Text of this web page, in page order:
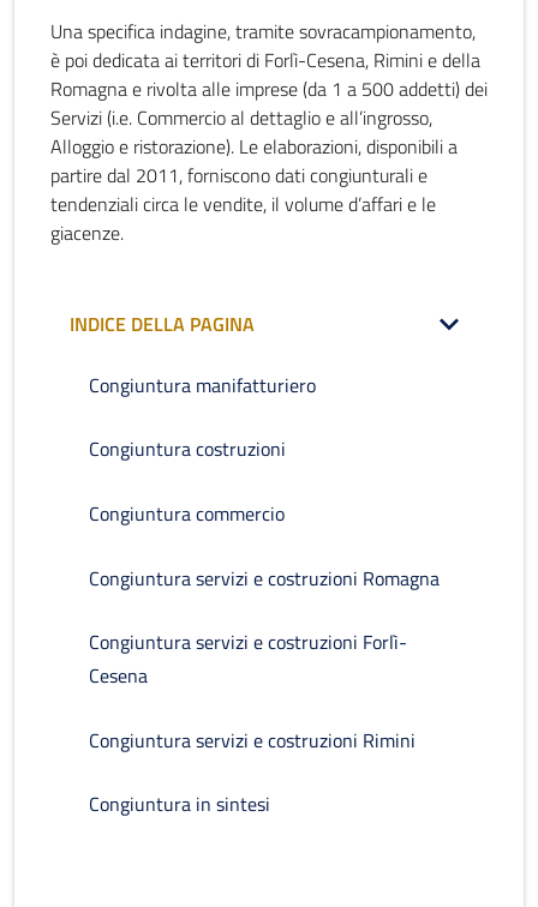
Una specifica indagine, tramite sovracampionamento,
è poi dedicata ai territori di Forlì-Cesena, Rimini e della
Romagna e rivolta alle imprese (da 1 a 500 addetti) dei
Servizi (i.e. Commercio al dettaglio e all’ingrosso,
Alloggio e ristorazione). Le elaborazioni, disponibili a
partire dal 2011, forniscono dati congiunturali e
tendenziali circa le vendite, il volume d’affari e le
giacenze.
INDICE DELLA PAGINA
Congiuntura manifatturiero
Congiuntura costruzioni
Congiuntura commercio
Congiuntura servizi e costruzioni Romagna
Congiuntura servizi e costruzioni Forlì-
Cesena
Congiuntura servizi e costruzioni Rimini
Congiuntura in sintesi